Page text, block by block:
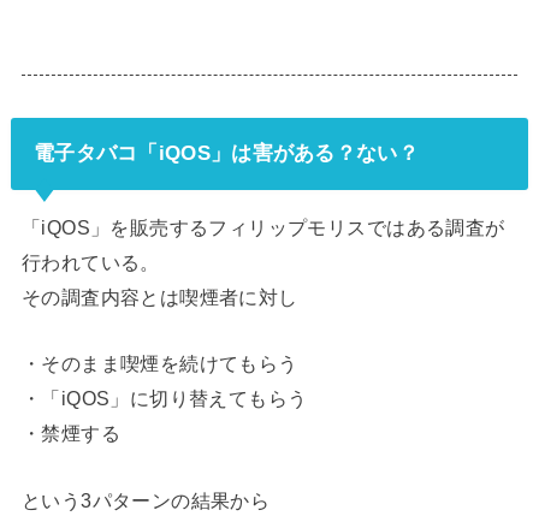
電子タバコ「iQOS」は害がある？ない？
「iQOS」を販売するフィリップモリスではある調査が
行われている。
その調査内容とは喫煙者に対し
・そのまま喫煙を続けてもらう
・「iQOS」に切り替えてもらう
・禁煙する
という3パターンの結果から